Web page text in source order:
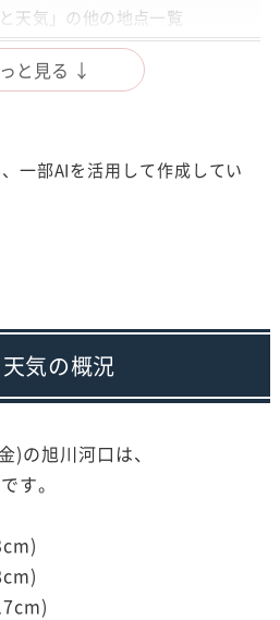
天気」の他の地点一覧
と見る ↓
一部AIを活用して作成してい
気の概況
)の旭川河口は、
す。